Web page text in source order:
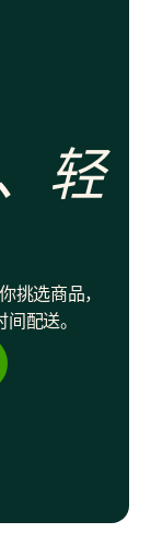
轻
挑选商品，
配送。